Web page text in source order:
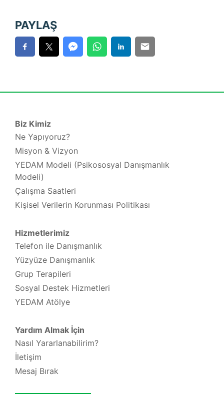
PAYLAŞ
Biz Kimiz
Ne Yapıyoruz?
Misyon & Vizyon
YEDAM Modeli (Psikososyal Danışmanlık
Modeli)
Çalışma Saatleri
Kişisel Verilerin Korunması Politikası
Hizmetlerimiz
Telefon ile Danışmanlık
Yüzyüze Danışmanlık
Grup Terapileri
Sosyal Destek Hizmetleri
YEDAM Atölye
Yardım Almak İçin
Nasıl Yararlanabilirim?
İletişim
Mesaj Bırak